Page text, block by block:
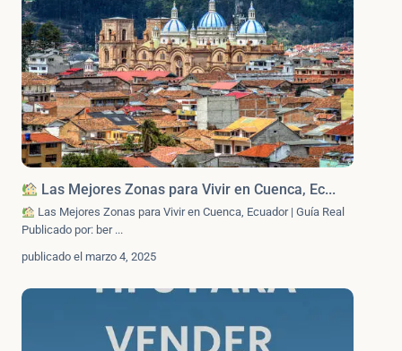
Las Mejores Zonas para Vivir en Cuenca, Ec...
Las Mejores Zonas para Vivir en Cuenca, Ecuador | Guía Real
Publicado por: ber ...
publicado el marzo 4, 2025